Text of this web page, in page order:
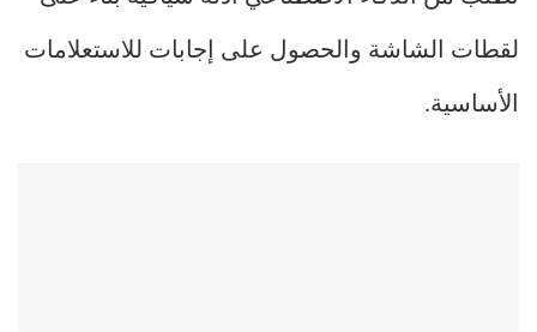
لقطات الشاشة والحصول على إجابات للاستعلامات
الأساسية.